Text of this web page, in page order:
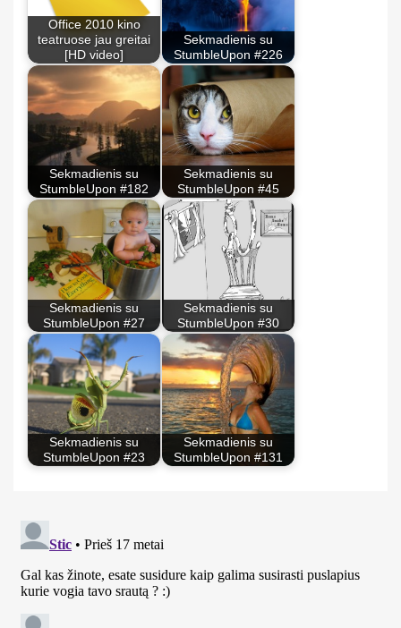
Office 2010 kino
teatruose jau greitai
[HD video]
Sekmadienis su
StumbleUpon #226
Sekmadienis su
StumbleUpon #182
Sekmadienis su
StumbleUpon #45
Sekmadienis su
StumbleUpon #27
Sekmadienis su
StumbleUpon #30
Sekmadienis su
StumbleUpon #23
Sekmadienis su
StumbleUpon #131